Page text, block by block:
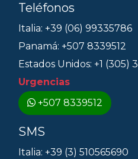
Teléfonos
Italia: +39 (06) 99335786
Panamá: +507 8339512
Estados Unidos: +1 (305)
Urgencias
+507 8339512
SMS
Italia: +39 (3) 510565690